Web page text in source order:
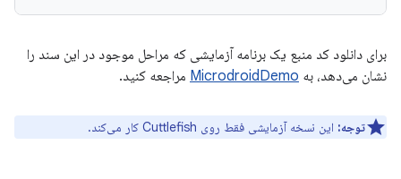
برای دانلود کد منبع یک برنامه آزمایشی که مراحل موجود در این سند را
نشان می‌دهد، به MicrodroidDemo مراجعه کنید.
توجه: این نسخه آزمایشی فقط روی Cuttlefish کار می‌کند.